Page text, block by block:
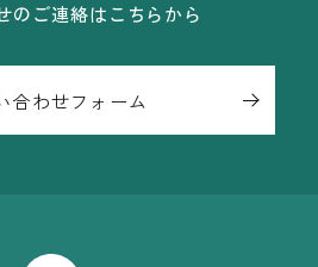
のご連絡はこちらから
合わせフォーム